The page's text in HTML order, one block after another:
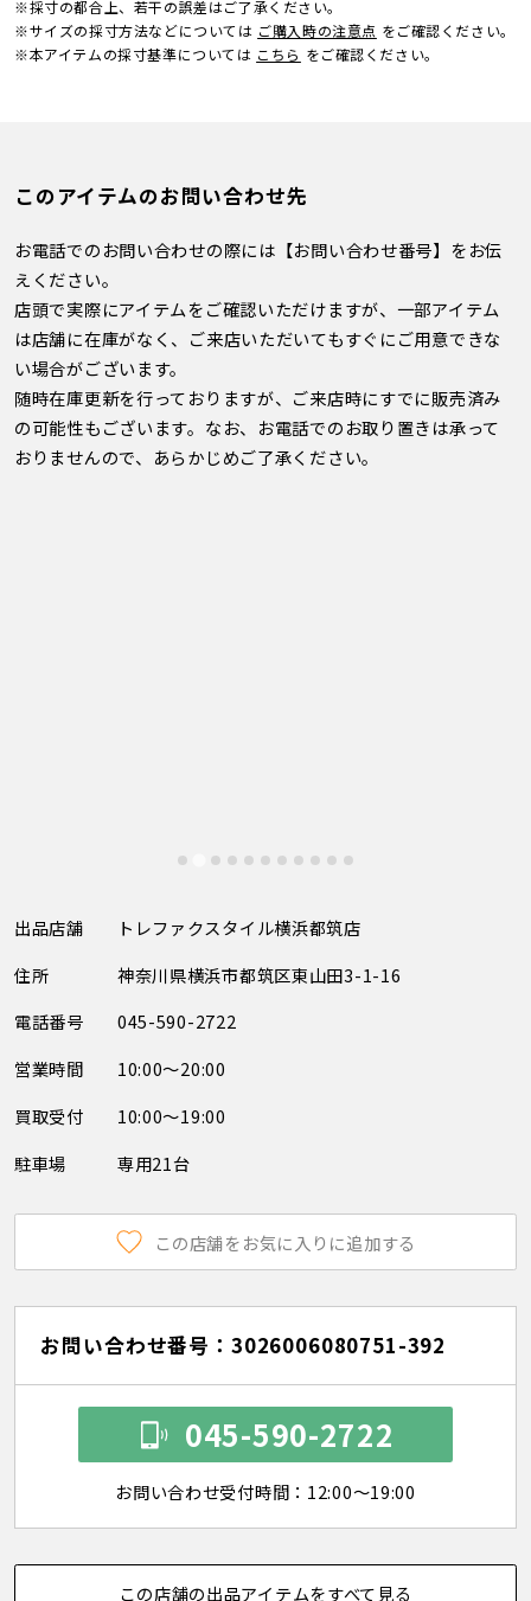
※採寸の都合上、若干の誤差はご了承ください。
※サイズの採寸方法などについては ご購入時の注意点 をご確認ください。
※本アイテムの採寸基準については こちら をご確認ください。
このアイテムのお問い合わせ先
お電話でのお問い合わせの際には【お問い合わせ番号】をお伝
えください。
店頭で実際にアイテムをご確認いただけますが、一部アイテム
は店舗に在庫がなく、ご来店いただいてもすぐにご用意できな
い場合がございます。
随時在庫更新を行っておりますが、ご来店時にすでに販売済み
の可能性もございます。なお、お電話でのお取り置きは承って
おりませんので、あらかじめご了承ください。
出品店舗
トレファクスタイル横浜都筑店
住所
神奈川県横浜市都筑区東山田3-1-16
電話番号
045-590-2722
営業時間
10:00～20:00
買取受付
10:00～19:00
駐車場
専用21台
この店舗をお気に入りに追加する
お問い合わせ番号：3026006080751-392
045-590-2722
お問い合わせ受付時間：12:00～19:00
この店舗の出品アイテムをすべて見る